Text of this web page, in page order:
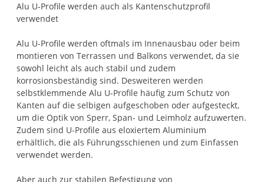
Alu U-Profile werden auch als Kantenschutzprofil
verwendet
Alu U-Profile werden oftmals im Innenausbau oder beim
montieren von Terrassen und Balkons verwendet, da sie
sowohl leicht als auch stabil und zudem
korrosionsbeständig sind. Desweiteren werden
selbstklemmende Alu U-Profile häufig zum Schutz von
Kanten auf die selbigen aufgeschoben oder aufgesteckt,
um die Optik von Sperr, Span- und Leimholz aufzuwerten.
Zudem sind U-Profile aus eloxiertem Aluminium
erhältlich, die als Führungsschienen und zum Einfassen
verwendet werden.
Aber auch zur stabilen Befestigung von